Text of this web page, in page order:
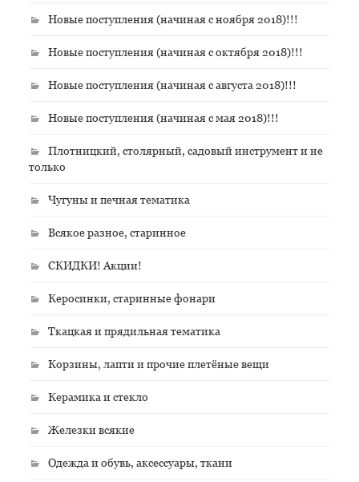
Новые поступления (начиная с ноября 2018)!!!
Новые поступления (начиная с октября 2018)!!!
Новые поступления (начиная с августа 2018)!!!
Новые поступления (начиная с мая 2018)!!!
Плотницкий, столярный, садовый инструмент и не
только
Чугуны и печная тематика
Всякое разное, старинное
СКИДКИ! Акции!
Керосинки, старинные фонари
Ткацкая и прядильная тематика
Корзины, лапти и прочие плетёные вещи
Керамика и стекло
Железки всякие
Одежда и обувь, аксессуары, ткани